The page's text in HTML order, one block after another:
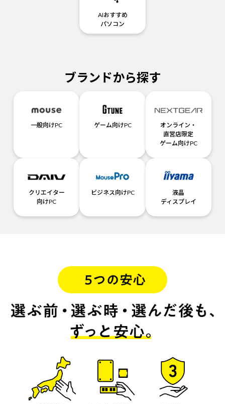
AIおすすめ
パソコン
ブランドから探す
一般向けPC ゲーム向けPC
オンライン・
直営店限定
ゲーム向けPC
クリエイター
向けPC
ビジネス向けPC
液晶
ディスプレイ